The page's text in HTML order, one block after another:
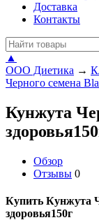
Доставка
Контакты
▲
ООО Диетика →
Черного семена
Кунжута
Обзор
Отзывы 0
Купить Кунжута
здоровья150г